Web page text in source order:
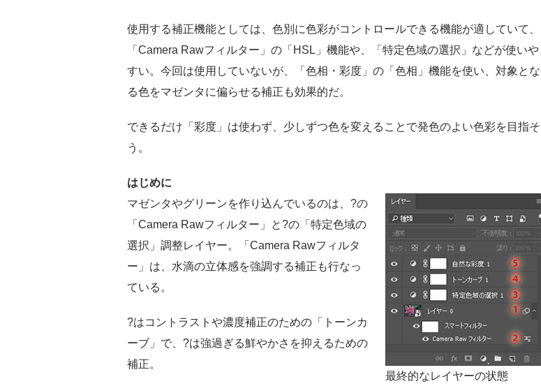
使用する補正機能としては、色別に色彩がコントロールできる機能が適していて、
「Camera Rawフィルター」の「HSL」機能や、「特定色域の選択」などが使いや
すい。今回は使用していないが、「色相・彩度」の「色相」機能を使い、対象とな
る色をマゼンタに偏らせる補正も効果的だ。
できるだけ「彩度」は使わず、少しずつ色を変えることで発色のよい色彩を目指そ
う。
はじめに
最終的なレイヤーの状態
マゼンタやグリーンを作り込んでいるのは、?の
「Camera Rawフィルター」と?の「特定色域の
選択」調整レイヤー。「Camera Rawフィルタ
ー」は、水滴の立体感を強調する補正も行なっ
ている。
?はコントラストや濃度補正のための「トーンカ
ーブ」で、?は強過ぎる鮮やかさを抑えるための
補正。